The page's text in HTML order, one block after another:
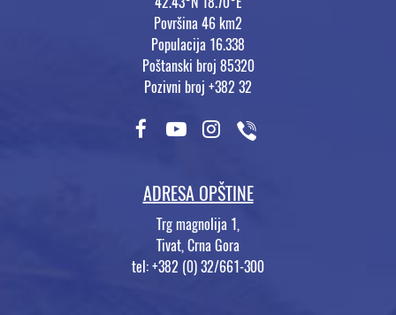
Površina 46 km2
Populacija 16.338
Poštanski broj 85320
Pozivni broj +382 32
ADRESA OPŠTINE
Trg magnolija 1,
Tivat, Crna Gora
tel: +382 (0) 32/661-300